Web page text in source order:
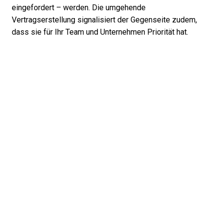
eingefordert – werden. Die umgehende
Vertragserstellung signalisiert der Gegenseite zudem,
dass sie für Ihr Team und Unternehmen Priorität hat.